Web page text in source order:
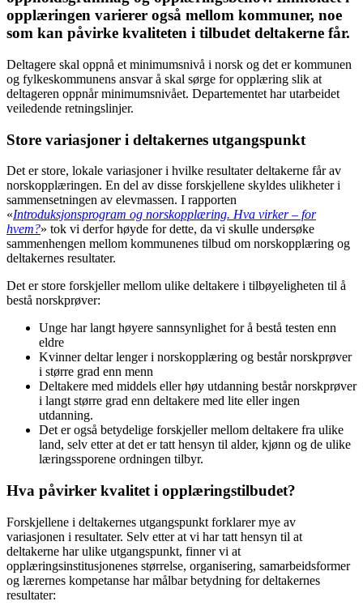
opplæringen varierer også mellom kommuner, noe
som kan påvirke kvaliteten i tilbudet deltakerne får.
Deltagere skal oppnå et minimumsnivå i norsk og det er kommunen
og fylkeskommunens ansvar å skal sørge for opplæring slik at
deltageren oppnår minimumsnivået. Departementet har utarbeidet
veiledende retningslinjer.
Store variasjoner i deltakernes utgangspunkt
Det er store, lokale variasjoner i hvilke resultater deltakerne får av
norskopplæringen. En del av disse forskjellene skyldes ulikheter i
sammensetningen av elevmassen. I rapporten
«Introduksjonsprogram og norskopplæring. Hva virker – for
hvem?» tok vi derfor høyde for dette, da vi skulle undersøke
sammenhengen mellom kommunenes tilbud om norskopplæring og
deltakernes resultater.
Det er store forskjeller mellom ulike deltakere i tilbøyeligheten til å
bestå norskprøver:
Unge har langt høyere sannsynlighet for å bestå testen enn
eldre
Kvinner deltar lenger i norskopplæring og består norskprøver
i større grad enn menn
Deltakere med middels eller høy utdanning består norskprøver
i langt større grad enn deltakere med lite eller ingen
utdanning.
Det er også betydelige forskjeller mellom deltakere fra ulike
land, selv etter at det er tatt hensyn til alder, kjønn og de ulike
læringssporene ordningen tilbyr.
Hva påvirker kvalitet i opplæringstilbudet?
Forskjellene i deltakernes utgangspunkt forklarer mye av
variasjonen i resultater. Selv etter at vi har tatt hensyn til at
deltakerne har ulike utgangspunkt, finner vi at
opplæringsinstitusjonenes størrelse, organisering, samarbeidsformer
og lærernes kompetanse har målbar betydning for deltakernes
resultater: